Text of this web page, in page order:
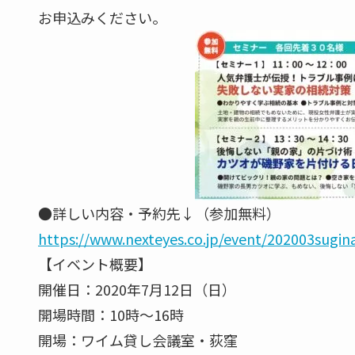
お申込みください。
●詳しい内容・予約先↓（参加無料）
https://www.nexteyes.co.jp/event/
【イベント概要】
開催日：2020年7月12日（日）
開場時間：10時～16時
開場：ワイム貸し会議室・荻窪